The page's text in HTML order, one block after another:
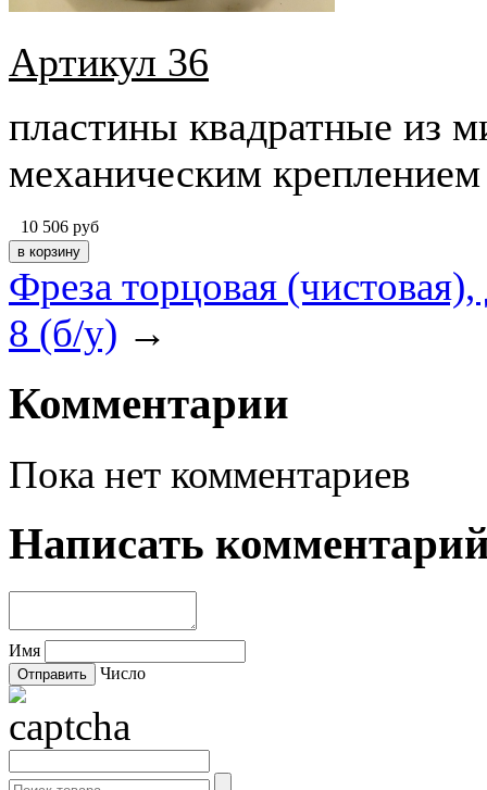
Артикул 36
пластины квадратные из
механическим креплением
10 506 руб
Фреза торцовая
8 (б/у) →
Комментарии
Пока нет комментариев
Написать
Имя
Число